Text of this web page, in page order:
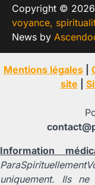
Copyright © 2026
voyance,
News by
Mentions légales|
site
Information
uniquement. Ils